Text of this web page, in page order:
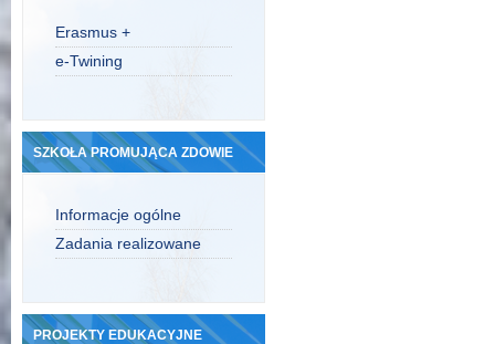
Erasmus +
e-Twining
SZKOŁA PROMUJĄCA ZDOWIE
Informacje ogólne
Zadania realizowane
PROJEKTY EDUKACYJNE